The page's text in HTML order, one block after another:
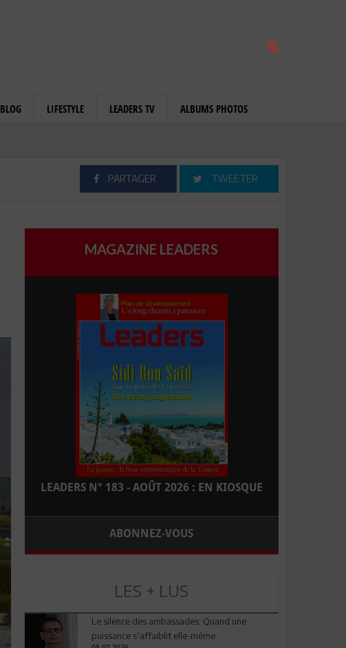
BLOG LIFESTYLE LEADERS TV ALBUMS PHOTOS
PARTAGER TWEETER
MAGAZINE LEADERS
LEADERS N° 183 - AOÛT 2026 : EN KIOSQUE
ABONNEZ-VOUS
LES + LUS
Le silence des ambassades: Quand une
puissance s’affaiblit elle-même